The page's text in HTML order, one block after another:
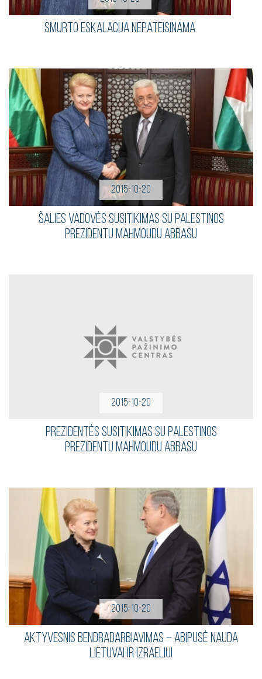
Smurto eskalacija nepateisinama
2015-10-20
Šalies vadovės susitikimas su Palestinos
Prezidentu Mahmoudu Abbasu
2015-10-20
Prezidentės susitikimas su Palestinos
Prezidentu Mahmoudu Abbasu
2015-10-20
Aktyvesnis bendradarbiavimas – abipusė nauda
Lietuvai ir Izraeliui